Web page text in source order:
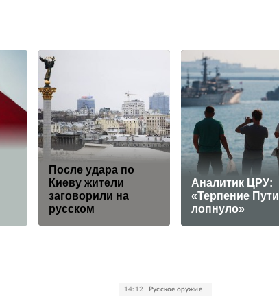
После удара по
Киеву жители
заговорили на
русском
Аналитик ЦРУ:
«Терпение
лопнуло»
14:12 Русское оружие